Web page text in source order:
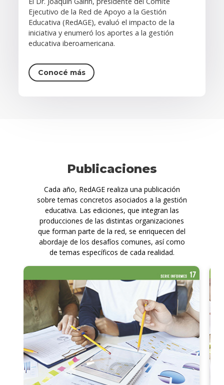
Ejecutivo de la Red de Apoyo a la Gestión
Educativa (RedAGE), evaluó el impacto de la
iniciativa y enumeró los aportes a la gestión
educativa iberoamericana.
Conocé más
Publicaciones
Cada año, RedAGE realiza una publicación
sobre temas concretos asociados a la gestión
educativa. Las ediciones, que integran las
producciones de las distintas organizaciones
que forman parte de la red, se enriquecen del
abordaje de los desafíos comunes, así como
de temas específicos de cada realidad.